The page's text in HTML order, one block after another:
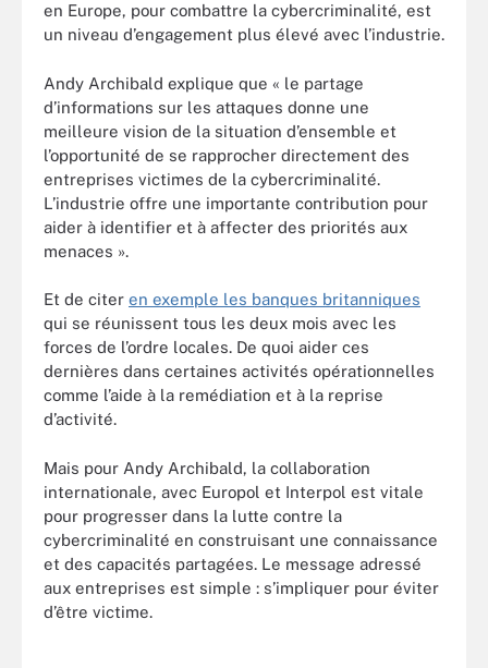
en Europe, pour combattre la cybercriminalité, est
un niveau d’engagement plus élevé avec l’industrie.
Andy Archibald explique que « le partage
d’informations sur les attaques donne une
meilleure vision de la situation d’ensemble et
l’opportunité de se rapprocher directement des
entreprises victimes de la cybercriminalité.
L’industrie offre une importante contribution pour
aider à identifier et à affecter des priorités aux
menaces ».
Et de citer en exemple les banques britanniques
qui se réunissent tous les deux mois avec les
forces de l’ordre locales. De quoi aider ces
dernières dans certaines activités opérationnelles
comme l’aide à la remédiation et à la reprise
d’activité.
Mais pour Andy Archibald, la collaboration
internationale, avec Europol et Interpol est vitale
pour progresser dans la lutte contre la
cybercriminalité en construisant une connaissance
et des capacités partagées. Le message adressé
aux entreprises est simple : s’impliquer pour éviter
d’être victime.